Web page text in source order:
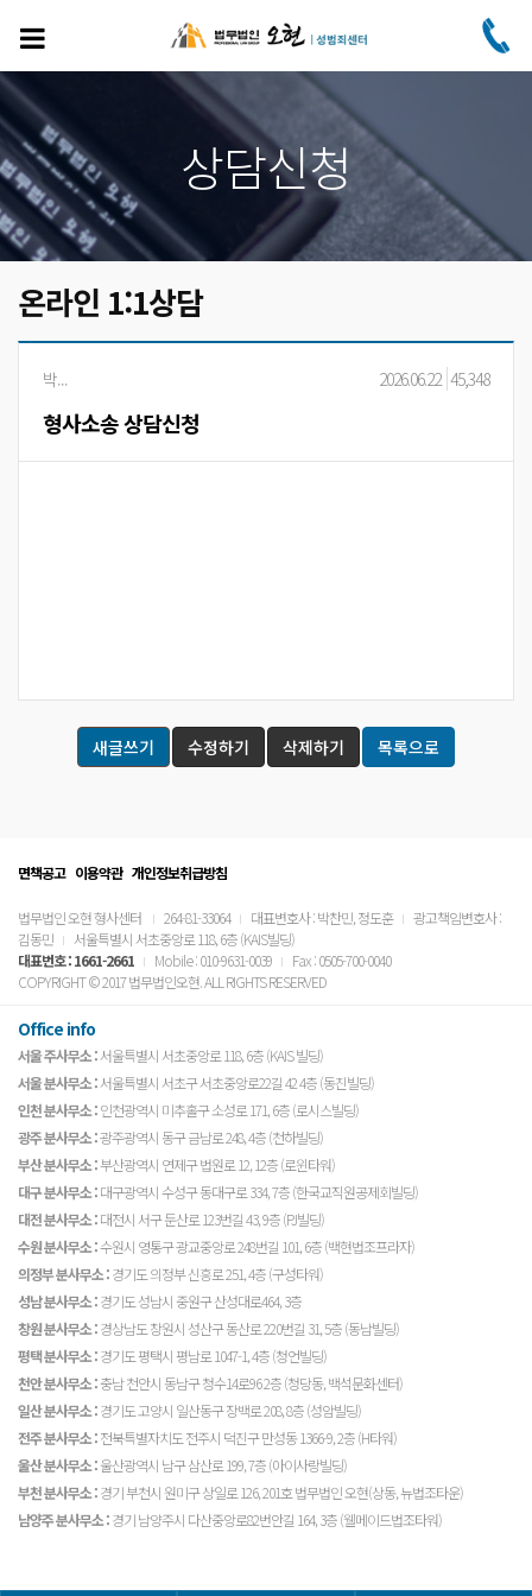
주
요
콘
텐
로
건
너
뛰
기
상담신청
온라인 1:1상담
박... 2026.06.22 45,348
형사소송 상담신청
새글쓰기 수정하기 삭제하기 목록으로
면책공고 이용약관 개인정보취급방침
법무법인 오현 형사센터 264-81-33064 대표변호사 : 박찬민, 정도훈
광고책임변호사 :
김동민
서울특별시 서초중앙로 118, 6층 (KAIS빌딩)
대표번호 :1661-2661 Mobile : 010-9631-0039
Fax : 0505-700-0040
COPYRIGHT © 2017 법무법인오현. ALL RIGHTS RESERVED
Office info
서울 주사무소 :서울특별시 서초중앙로 118, 6층 (KAIS 빌딩)
서울 분사무소 :서울특별시 서초구 서초중앙로22길 42 4층 (동진빌딩)
인천 분사무소 :인천광역시 미추홀구 소성로 171, 6층 (로시스빌딩)
광주 분사무소 :광주광역시 동구 금남로 248, 4층 (천하빌딩)
부산 분사무소 :부산광역시 연제구 법원로 12, 12층 (로윈타워)
대구 분사무소 :대구광역시 수성구 동대구로 334, 7층 (한국교직원공제회빌딩)
대전 분사무소 :대전시 서구 둔산로 123번길 43, 9층 (PJ빌딩)
수원 분사무소 :수원시 영통구 광교중앙로 248번길 101, 6층 (백현법조프라자)
의정부 분사무소 :경기도 의정부 신흥로 251, 4층 (구성타워)
성남 분사무소 :경기도 성남시 중원구 산성대로464, 3층
창원 분사무소 :경상남도 창원시 성산구 동산로 220번길 31, 5층 (동남빌딩)
평택 분사무소 :경기도 평택시 평남로 1047-1, 4층 (청언빌딩)
천안 분사무소 :충남 천안시 동남구 청수14로96 2층 (청당동, 백석문화센터)
일산 분사무소 :경기도 고양시 일산동구 장백로 208, 8층 (성암빌딩)
전주 분사무소 :전북특별자치도 전주시 덕진구 만성동 1366-9, 2층 (H타워)
울산 분사무소 :울산광역시 남구 삼산로 199, 7층 (아이사랑빌딩)
부천 분사무소 :경기 부천시 원미구 상일로 126, 201호 법무법인 오현(상동, 뉴법조타운)
남양주 분사무소 :경기 남양주시 다산중앙로82번안길 164, 3층 (웰메이드법조타워)